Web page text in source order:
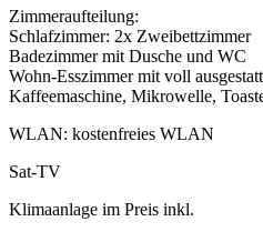
Zimmeraufteilung:
Schlafzimmer: 2x Zweibettzimmer
Badezimmer mit Dusche und WC
Wohn-Esszimmer mit voll
Kaffeemaschine, Mikrowelle,
WLAN: kostenfreies WLAN
Sat-TV
Klimaanlage im Preis inkl.